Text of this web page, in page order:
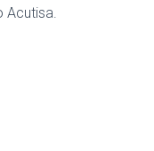
Acutisa.